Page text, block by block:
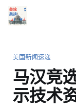
美国新闻速递
马汉竞
示技术